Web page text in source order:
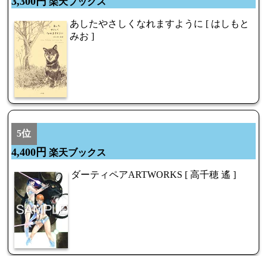
あしたやさしくなれますように [ はしもと
みお ]
5位
4,400円 楽天ブックス
ダーティペアARTWORKS [ 高千穂 遙 ]